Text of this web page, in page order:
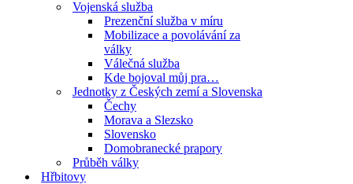
Vojenská služba
Prezenční služba v míru
Mobilizace a povolávání za
války
Válečná služba
Kde bojoval můj pra…
Jednotky z Českých zemí a Slovenska
Čechy
Morava a Slezsko
Slovensko
Domobranecké prapory
Průběh války
Hřbitovy